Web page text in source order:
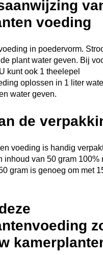
voeding
in poedervorm.
plant water geven. Bij
kunt ook 1 theelepel
oplossen in 1 liter
water geven.
de
voeding is handig
inhoud van 50 gram 100%
gram is genoeg om met